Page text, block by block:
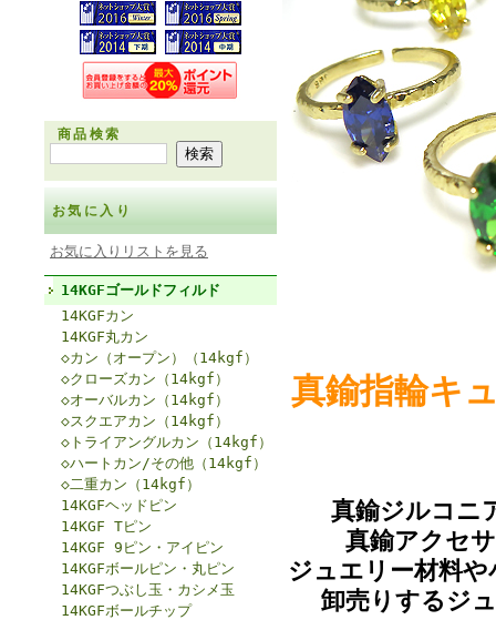
商品検索
お気に入り
お気に入りリストを見る
14KGFゴールドフィルド
14KGFカン
14KGF丸カン
◇カン（オープン）（14kgf）
◇クローズカン（14kgf）
◇オーバルカン（14kgf）
◇スクエアカン（14kgf）
◇トライアングルカン（14kgf）
◇ハートカン/その他（14kgf）
◇二重カン（14kgf）
14KGFヘッドピン
14KGF Tピン
14KGF 9ピン・アイピン
14KGFボールピン・丸ピン
14KGFつぶし玉・カシメ玉
14KGFボールチップ
真鍮指輪キ
真鍮ジルコニ
真鍮アクセ
ジュエリー材料
卸売りするジ